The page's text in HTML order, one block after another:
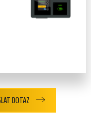
DOTAZ